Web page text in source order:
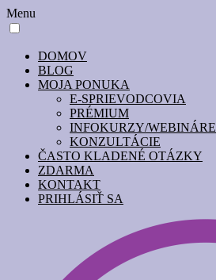
Menu
DOMOV
BLOG
MOJA PONUKA
E-SPRIEVODCOVIA
PRÉMIUM
INFOKURZY/WEBINÁRE
KONZULTÁCIE
ČASTO KLADENÉ OTÁZKY
ZDARMA
KONTAKT
PRIHLÁSIŤ SA